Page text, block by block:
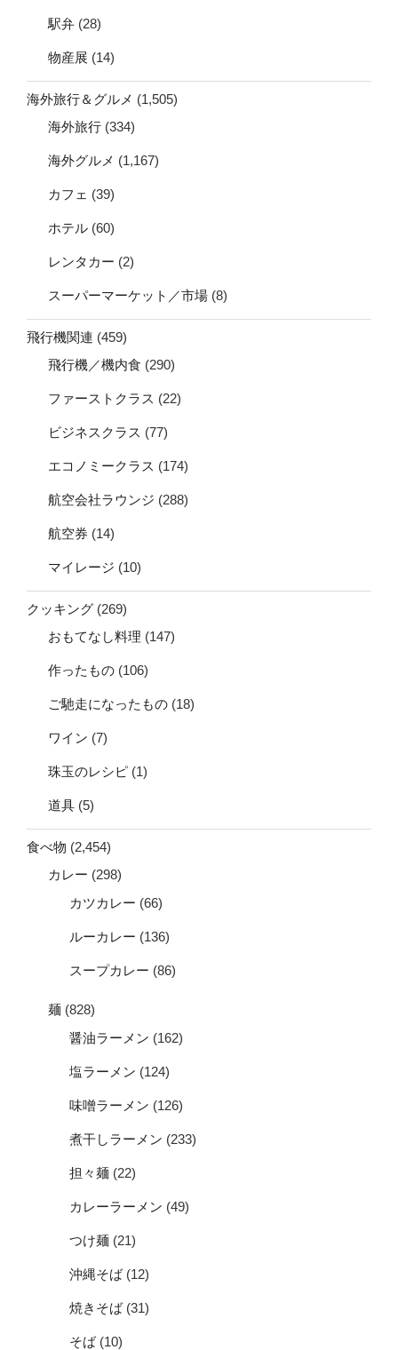
駅弁 (28)
物産展 (14)
海外旅行＆グルメ (1,505)
海外旅行 (334)
海外グルメ (1,167)
カフェ (39)
ホテル (60)
レンタカー (2)
スーパーマーケット／市場 (8)
飛行機関連 (459)
飛行機／機内食 (290)
ファーストクラス (22)
ビジネスクラス (77)
エコノミークラス (174)
航空会社ラウンジ (288)
航空券 (14)
マイレージ (10)
クッキング (269)
おもてなし料理 (147)
作ったもの (106)
ご馳走になったもの (18)
ワイン (7)
珠玉のレシピ (1)
道具 (5)
食べ物 (2,454)
カレー (298)
カツカレー (66)
ルーカレー (136)
スープカレー (86)
麺 (828)
醤油ラーメン (162)
塩ラーメン (124)
味噌ラーメン (126)
煮干しラーメン (233)
担々麺 (22)
カレーラーメン (49)
つけ麺 (21)
沖縄そば(12)
焼きそば(31)
そば(10)